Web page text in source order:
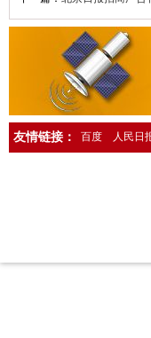
法制晚报行政处
中华工商时报仲
中国商报法院仲
中华工商时报债
人民日报海外
人民日报海外
中华工商时报
法制晚报社，法
友情链接： 百度 人民日